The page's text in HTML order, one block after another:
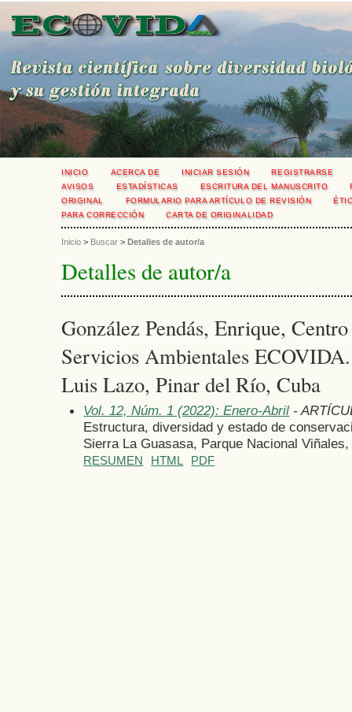
INICIO ACERCA DE INICIAR SESIÓN
REGISTRARSE
AVISOS
ESTADÍSTICAS ESCRITURA DEL MANUSCRITO
ORIGINAL
FORMULARIO PARA ARTÍCULO DE REVISIÓN
PARA CORRECCIÓN
CARTA DE ORIGINALIDAD
Inicio > Buscar >Detalles de autor/a
Detalles de autor/a
González Pendás, Enrique,
Servicios Ambientales
Luis Lazo, Pinar del Río, Cuba
Vol. 12, Núm. 1 (2022): Enero-Abril -
Estructura, diversidad y estado de
Sierra La Guasasa, Parque Nacional Viñales,
RESUMEN HTML PDF